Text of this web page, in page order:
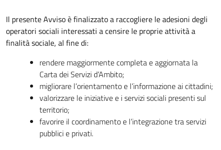
Il presente Avviso è finalizzato a raccogliere le adesioni degli
operatori sociali interessati a censire le proprie attività a
finalità sociale, al fine di:
rendere maggiormente completa e aggiornata la
Carta dei Servizi d’Ambito;
migliorare l’orientamento e l’informazione ai cittadini;
valorizzare le iniziative e i servizi sociali presenti sul
territorio;
favorire il coordinamento e l’integrazione tra servizi
pubblici e privati.